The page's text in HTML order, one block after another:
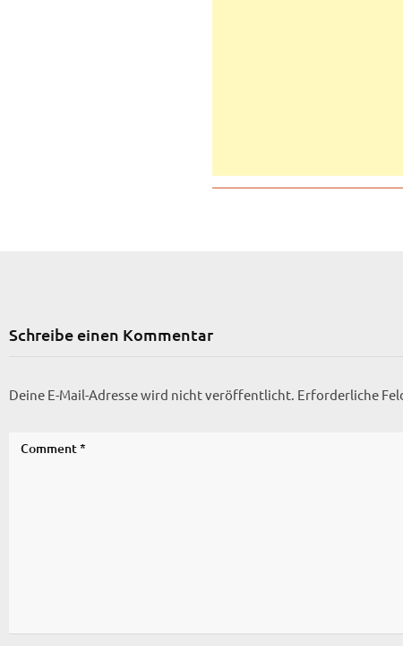
Schreibe einen Kommentar
Deine E-Mail-Adresse wird nicht veröffentlicht. Erforderliche